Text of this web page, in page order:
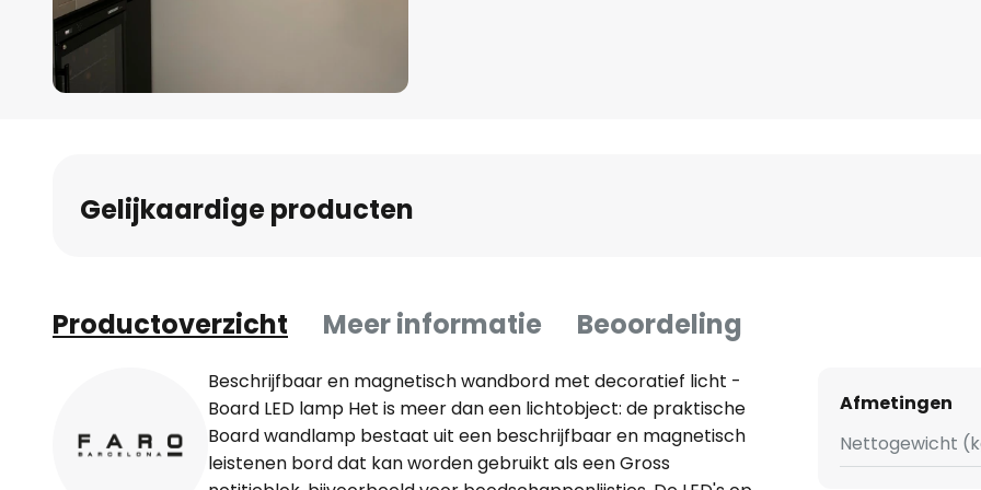
vanGelijkaardige producten
Productoverzicht Meer informatie Beoordeling
Beschrijfbaar en magnetisch wandbord met decoratief licht -
Board LED lamp Het is meer dan een lichtobject: de praktische
Board wandlamp bestaat uit een beschrijfbaar en magnetisch
leistenen bord dat kan worden gebruikt als een Gross
Afmetingen
Nettogewicht